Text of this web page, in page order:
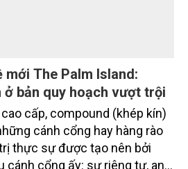
mới The Palm Island:
ở bản quy hoạch vượt trội
cấp, compound (khép kín)
cánh cổng hay hàng rào